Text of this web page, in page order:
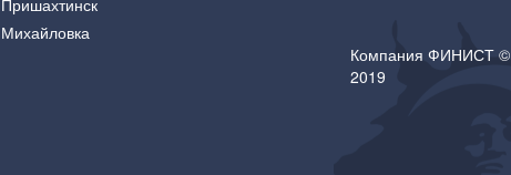
Пришахтинск
Михайловка
Компания ФИНИСТ ©
2019